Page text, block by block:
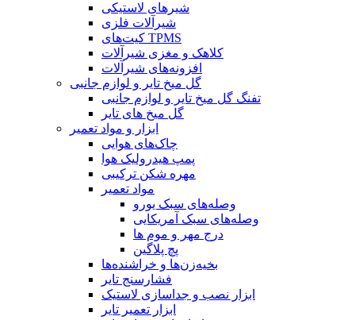
شیرهای لاستیکی
شیرآلات فلزی
کیت‌های TPMS
کلاهک و مغزی شیرآلات
افزونه‌های شیرآلات
گل میخ تایر و لوازم جانبی
تفنگ گل میخ تایر و لوازم جانبی
گل میخ های تایر
ابزار و مواد تعمیر
چاک‌های هوایی
پمپ هیدرولیک هوا
مهره شکن ترکیبی
مواد تعمیر
وصله‌های سبک یورو
وصله‌های سبک آمریکایی
درج مهر و موم ها
پچ پلاگین
بخیه‌زن‌ها و خراشنده‌ها
فشارسنج تایر
ابزار نصب و جداسازی لاستیک
ابزار تعمیر تایر